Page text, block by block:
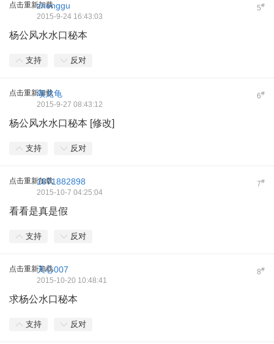
点击重新加载 5#
zhonggu
2015-9-24 16:43:03
杨公风水水口秘本
支持 反对
点击重新加载 6#
颂龙龟
2015-9-27 08:43:12
杨公风水水口秘本 [修改]
支持 反对
点击重新加载 7#
1871882898
2015-10-7 04:25:04
看看是真是假
支持 反对
点击重新加载 8#
天心007
2015-10-20 10:48:41
求杨公水口秘本
支持 反对